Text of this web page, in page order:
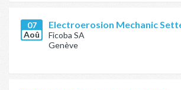
07
Aoû
Electroerosion Mechanic
Ficoba SA
Genève